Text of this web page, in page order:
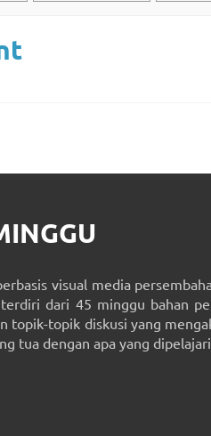
visual media
dari 45 minggu bahan
topik-topik diskusi yang
tua dengan apa yang dipelajari